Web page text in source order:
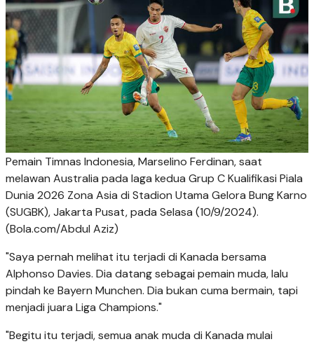
Pemain Timnas Indonesia, Marselino Ferdinan, saat
melawan Australia pada laga kedua Grup C Kualifikasi Piala
Dunia 2026 Zona Asia di Stadion Utama Gelora Bung Karno
(SUGBK), Jakarta Pusat, pada Selasa (10/9/2024).
(Bola.com/Abdul Aziz)
"Saya pernah melihat itu terjadi di Kanada bersama
Alphonso Davies. Dia datang sebagai pemain muda, lalu
pindah ke Bayern Munchen. Dia bukan cuma bermain, tapi
menjadi juara Liga Champions."
"Begitu itu terjadi, semua anak muda di Kanada mulai